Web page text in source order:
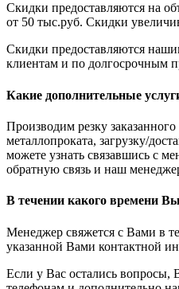
Скидки предоставляются на
от 50 тыс.руб. Скидки
Скидки предоставляются
клиентам и по долгосрочным
Какие дополнительные
Производим резку
металлопроката, загрузку/
можете узнать связавшись с
обратную связь и наш
В течении какого времени Вы
Менеджер свяжется с Вами в
указанной Вами контактной
Если у Вас остались